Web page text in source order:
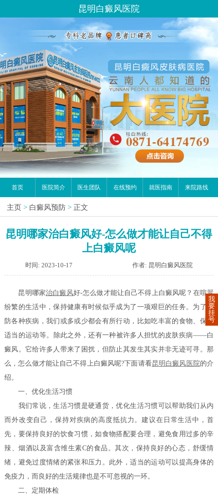
昆明白癜风医院
首页 医院简介 医生团队 在线预约 就医指南 来院路线
主页 > 白癜风预防 > 正文
昆明哪家治白癜风好-怎么做才能让自己不得
上白癜风呢
时间: 2023-10-17 作者: 昆明白癜风医院
昆明哪家治白癜风好-怎么做才能让自己不得上白癜风呢？在喧嚣
纷繁的生活中，保持健康有时候似乎成为了一项艰巨的任务。为了预
防各种疾病，我们或多或少都会有所行动，比如吃丰富的食物、保持
适当的运动等。除此之外，还有一种被许多人担忧的皮肤疾病——白
癜风。它给许多人带来了困扰，但防止其发生其实并非无迹可寻。那
么，怎么做才能让自己不得上白癜风呢?下面请看昆明白癜风医院的介
绍。
一、优化生活习惯
我们常说，生活习惯是硬通货，优化生活习惯可以帮助我们从内
而外改变自己，保持对疾病的高度抵抗力。建议在日常生活中，首
先，要保持良好的饮食习惯，如食物搭配要合理，避免食用过多的辛
辣、烟酒以及富含维生素C的食品。其次，保持良好的心态，舒缓情
绪，避免过度情绪的紧张和压力。此外，适当的运动可以提高身体的
免疫力，而良好的生活规律也是不可忽视的一环。
二、定期体检
我
要
挂
号